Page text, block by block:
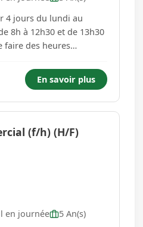
4 jours du lundi au
8h à 12h30 et de 13h30
faire des heures
Vous serez en totale
traditionnelle de
En savoir plus
(f/h) (H/F)
en journée
5 An(s)